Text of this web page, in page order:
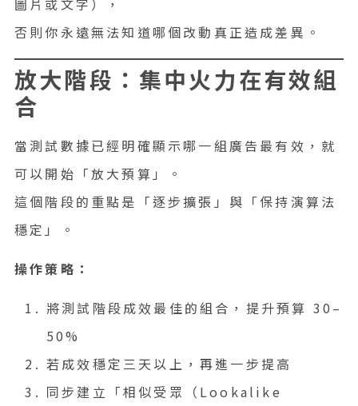
圖片或文字），
否則你永遠無法知道哪個改動真正造成差異。
放大階段：集中火力在有效組
合
當測試數據已經明確顯示哪一組廣告最有效，就
可以開始「放大預算」。
這個階段的重點是「逐步擴張」與「保持演算法
穩定」。
操作策略：
將測試階段成效最佳的組合，提升預算 30–
50%
若成效穩定三天以上，再進一步提高
同步建立「相似受眾（Lookalike